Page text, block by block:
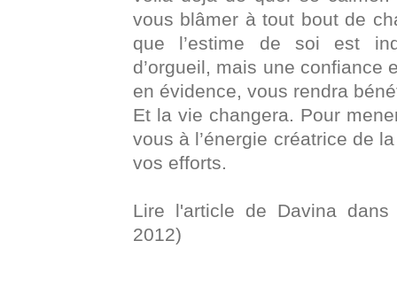
vous blâmer à tout bout de
que l’estime de soi est
d’orgueil, mais une confiance
en évidence, vous rendra
Et la vie changera. Pour
vous à l’énergie créatrice de
vos efforts.
Lire l'article de Davina
2012)